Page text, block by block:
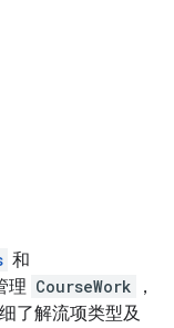
和
理 CourseWork
，
了解流项类型及